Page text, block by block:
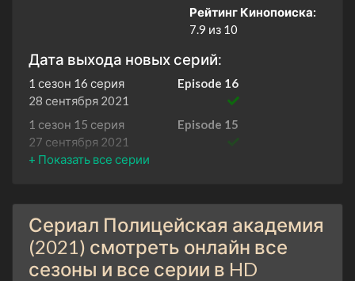
Рейтинг Кинопоиска:
7.9 из 10
Дата выхода новых серий:
1 сезон 16 серия
Episode 16
28 сентября 2021
1 сезон 15 серия
Episode 15
27 сентября 2021
1 сезон 14 серия
1 сезон 13 серия
Episode 13
20 сентября 2021
1 сезон 12 серия
Episode 12
14 сентября 2021
Сериал Полицейская академия
(2021) смотреть онлайн все
сезоны и все серии в HD